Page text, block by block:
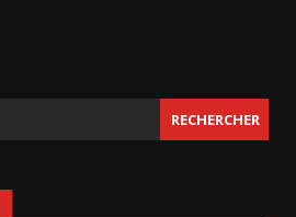
RECHERCHER